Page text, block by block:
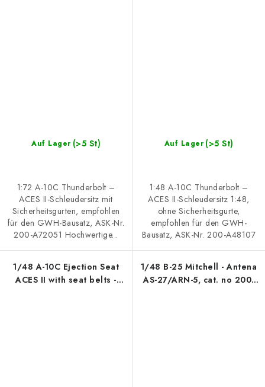
Auf Lager (>5 St)
1:72 A-10C Thunderbolt –
ACES II-Schleudersitz mit
Sicherheitsgurten, empfohlen
für den GWH-Bausatz, ASK-Nr.
200-A72051 Hochwertige...
Auf Lager (>5 St)
1:48 A-10C Thunderbolt –
ACES II-Schleudersitz 1:48,
ohne Sicherheitsgurte,
empfohlen für den GWH-
Bausatz, ASK-Nr. 200-A48107
1/48 A-10C Ejection Seat
ACES II with seat belts -
1/48 B-25 Mitchell - Antena
AS-27/ARN-5, cat. no 200-